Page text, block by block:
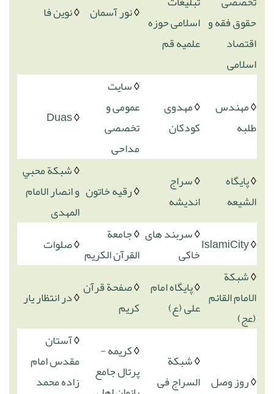
حقوق فقه و
اقتصاد
اسلامی
اسلامی حوزه
علمیه قم
◊نور آسمان ◊نوین فا
◊مهندس
طلبه
◊مهدوی
کودکان
◊سایت
عمومی و
تخصصی
مداحی
◊
Duas
◊پایگاه
الشیعه
◊سراج
اندیشه
◊رقیه خاتون
◊شبکة محبي
و انصار الامام
المهدی
◊
IslamiCity
◊سربند های
خاکی
◊جامعة
القرآن الکریم ◊صلوات
◊شبکة
الامام القائم
(عج)
◊پایگاه امام
علی (ع)
◊صفحة قرآن
کریم
◊در انتظار یار
◊روز وصل
◊شبکة
السراج فی
◊کریمه -
پرتال جامع
◊آستان
مقدس امام
زاده محمد